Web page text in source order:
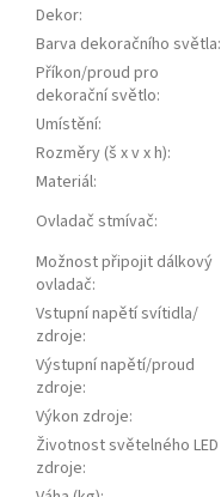
Dekor:
Barva dekoračního světla:
Příkon/proud pro
dekorační světlo:
Umístění:
Rozměry (š x v x h):
Materiál:
Ovladač stmívač:
Možnost připojit dálkový
ovladač:
Vstupní napětí svítidla/
zdroje:
Výstupní napětí/proud
zdroje:
Výkon zdroje:
Životnost světelného LED
zdroje: